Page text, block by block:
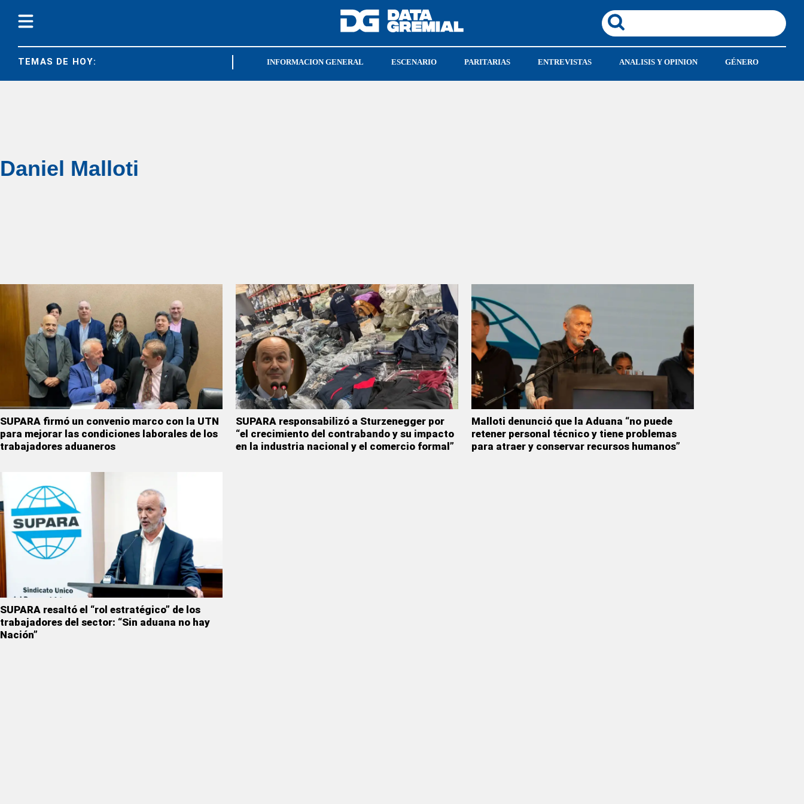
TEMAS DE HOY: JUBILACIONES LEY BASES CGT
INFORMACION GENERAL ESCENARIO PARITARIAS ENTREVISTAS ANALISIS Y OPINION GÉNERO
Daniel Malloti
SUPARA firmó un convenio marco con la UTN
para mejorar las condiciones laborales de los
trabajadores aduaneros
SUPARA responsabilizó a Sturzenegger por
“el crecimiento del contrabando y su impacto
en la industria nacional y el comercio formal”
Malloti denunció que la Aduana “no puede
retener personal técnico y tiene problemas
para atraer y conservar recursos humanos”
SUPARA resaltó el “rol estratégico” de los
trabajadores del sector: “Sin aduana no hay
Nación”